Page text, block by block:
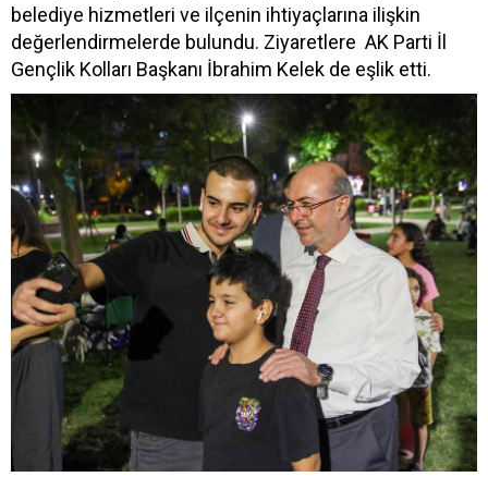
belediye hizmetleri ve ilçenin ihtiyaçlarına ilişkin
değerlendirmelerde bulundu. Ziyaretlere AK Parti İl
Gençlik Kolları Başkanı İbrahim Kelek de eşlik etti.